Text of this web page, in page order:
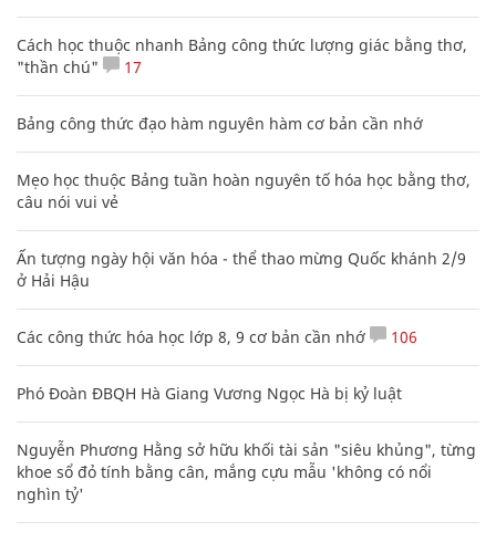
Cách học thuộc nhanh Bảng công thức lượng giác bằng thơ,
"thần chú"
17
Bảng công thức đạo hàm nguyên hàm cơ bản cần nhớ
Mẹo học thuộc Bảng tuần hoàn nguyên tố hóa học bằng thơ,
câu nói vui vẻ
Ấn tượng ngày hội văn hóa - thể thao mừng Quốc khánh 2/9
ở Hải Hậu
Các công thức hóa học lớp 8, 9 cơ bản cần nhớ 106
Phó Đoàn ĐBQH Hà Giang Vương Ngọc Hà bị kỷ luật
Nguyễn Phương Hằng sở hữu khối tài sản "siêu khủng", từng
khoe sổ đỏ tính bằng cân, mắng cựu mẫu 'không có nổi
nghìn tỷ'